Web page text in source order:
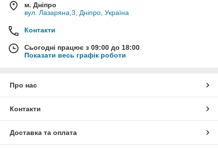
м. Дніпро
вул. Лазаряна,3, Дніпро, Україна
Контакти
Сьогодні працює з 09:00 до 18:00
Показати весь графік роботи
Про нас
Контакти
Доставка та оплата